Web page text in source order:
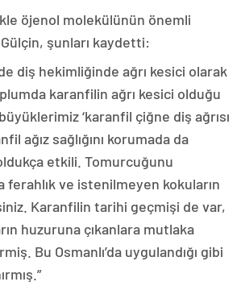
öjenol molekülünün önemli
şunları kaydetti:
diş hekimliğinde ağrı kesici olarak
karanfilin ağrı kesici olduğu
‘karanfil çiğne diş ağrısı
ağız sağlığını korumada da
etkili. Tomurcuğunu
ferahlık ve istenilmeyen kokuların
Karanfilin tarihi geçmişi de var,
huzuruna çıkanlara mutlaka
Bu Osmanlı’da uygulandığı gibi